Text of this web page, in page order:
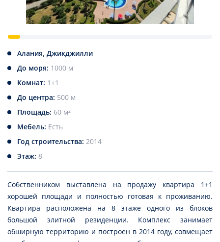
Алания, Джикджилли
До моря: 1000 м
Комнат: 1+1
До центра: 500 м
Площадь: 60 м²
Мебель: Есть
Год строительства: 2014
Этаж: 8
Собственником выставлена на продажу квартира 1+1
хорошей площади и полностью готовая к проживанию.
Квартира расположена на 8 этаже одного из блоков
большой элитной резиденции. Комплекс занимает
обширную территорию и построен в 2014 году, совмещает